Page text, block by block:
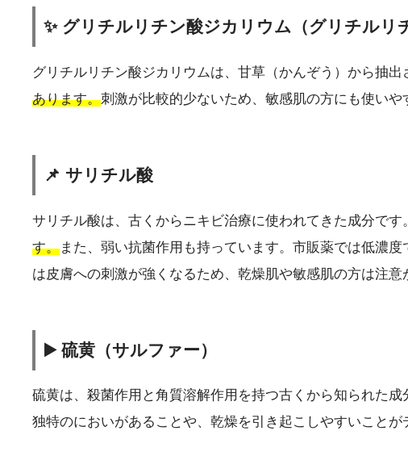
✨ グリチルリチン酸ジカリウム（グリチルリ
グリチルリチン酸ジカリウムは、甘草（かんぞう）から抽
あります。刺激が比較的少ないため、敏感肌の方にも使い
📌 サリチル酸
サリチル酸は、古くからニキビ治療に使われてきた成分です。
す。また、弱い抗菌作用も持っています。市販薬では低濃
は皮膚への刺激が強くなるため、乾燥肌や敏感肌の方は注意
▶️ 硫黄（サルファー）
硫黄は、殺菌作用と角質溶解作用を持つ古くから知られた
独特のにおいがあることや、乾燥を引き起こしやすいことが